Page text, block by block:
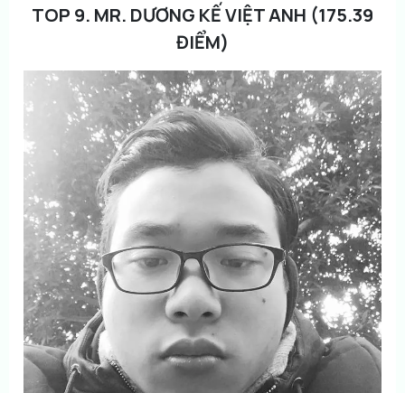
TOP 9. MR. DƯƠNG KẾ VIỆT ANH (175.39
ĐIỂM)